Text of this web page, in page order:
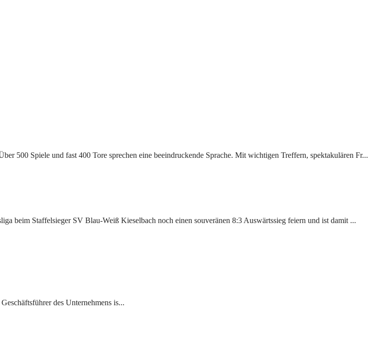
500 Spiele und fast 400 Tore sprechen eine beeindruckende Sprache. Mit wichtigen Treffern, spektakulären Fr...
beim Staffelsieger SV Blau-Weiß Kieselbach noch einen souveränen 8:3 Auswärtssieg feiern und ist damit ...
des Unternehmens is...